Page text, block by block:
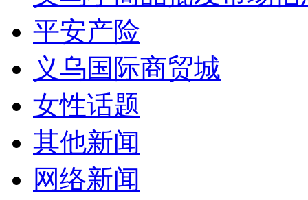
平安产险
义乌国际商贸城
女性话题
其他新闻
网络新闻